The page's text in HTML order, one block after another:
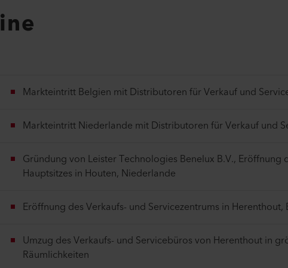
Markteintritt Belgien mit Distributoren für Verkauf und
Markteintritt Niederlande mit Distributoren für Verkauf und
Gründung von Leister Technologies Benelux B.V., Eröffnung
Hauptsitzes in Houten, Niederlande
Eröffnung des Verkaufs- und Servicezentrums in Herenthout,
Umzug des Verkaufs- und Servicebüros von Herenthout in
Räumlichkeiten